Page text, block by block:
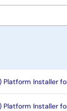
Platform Installer
Platform Installer